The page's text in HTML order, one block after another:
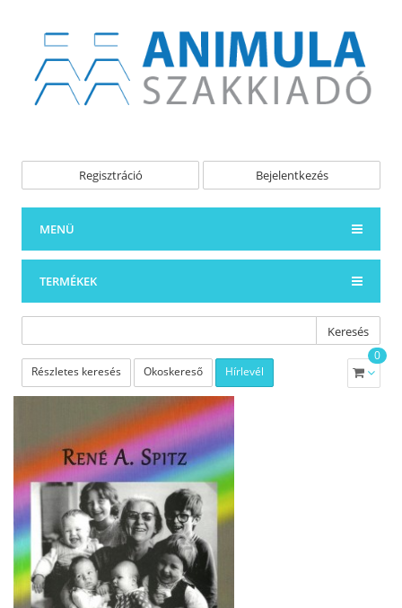
Regisztráció Bejelentkezés
MENÜ
TERMÉKEK
Keresés
Részletes keresés Okoskereső Hírlevél
0